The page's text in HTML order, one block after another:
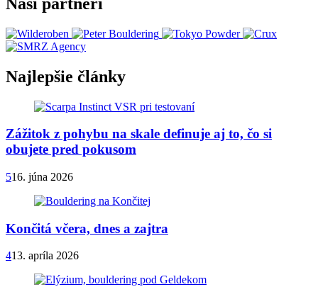
Najlepšie články
Zážitok z pohybu na skale definuje aj to, čo si
obujete pred pokusom
516. júna 2026
Končitá včera, dnes a zajtra
413. apríla 2026